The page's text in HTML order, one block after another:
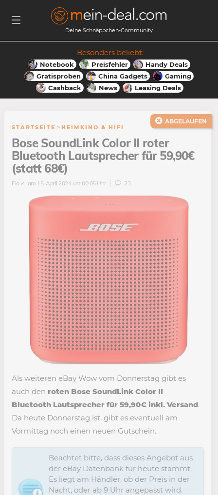
Deine Schnäppchen-Community
Besonders beliebt:
Notebook Preisfehler
Handy Deals
Gratisproben
China Gadgets
Gaming
Cashback
News Leasing Deals
STARTSEITE > HEIMKINO & HIFI
Bose SoundLink Color II roter
Bluetooth Lautsprecher für 59,90€
(statt 68€)
ABGELAUFEN
Flo ✓ , am 15. April 2024 um 00:05 Uhr 23
Als weiteren eBay Wow vom Donnerstag gibt es
auch den roten Bose SoundLink Color II
Bluetooth Lautsprecher für 59,90€ inkl. Versand.
Da heute Donnerstag ist, gibt es eventuell am
Vormittag noch einen neuen Gutschein.
Beachtet bitte, dass dieses Angebot aus
der eBay Datenbank für heute stammt.
Es liegt am Händler, ob der Preis in der
Nacht, oder ab 9 Uhr angepasst wird.